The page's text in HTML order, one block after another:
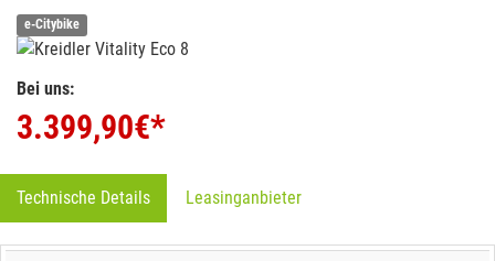
e-Citybike
Bei uns:
3.399,90€*
Technische Details Leasinganbieter